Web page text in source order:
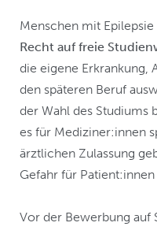
Menschen mit
Recht auf freie
die eigene Erkrankung,
den späteren Beruf
der Wahl des Studiums
es für Mediziner:innen
ärztlichen Zulassung
Gefahr für
Vor der Bewerbung auf